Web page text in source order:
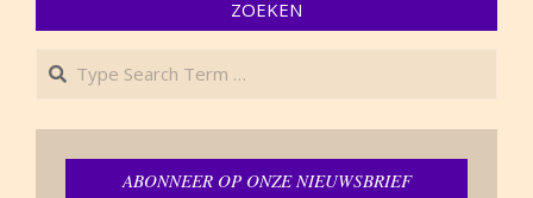
ZOEKEN
Search
ABONNEER OP ONZE NIEUWSBRIEF